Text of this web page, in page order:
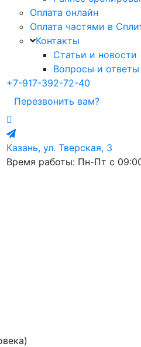
Оплата онлайн
Оплата частями в
Контакты
Статьи и новости
Вопросы и ответы
+7-917-392-72-40
Перезвонить вам?
Казань, ул. Тверская, 3
Время работы: Пн-Пт с